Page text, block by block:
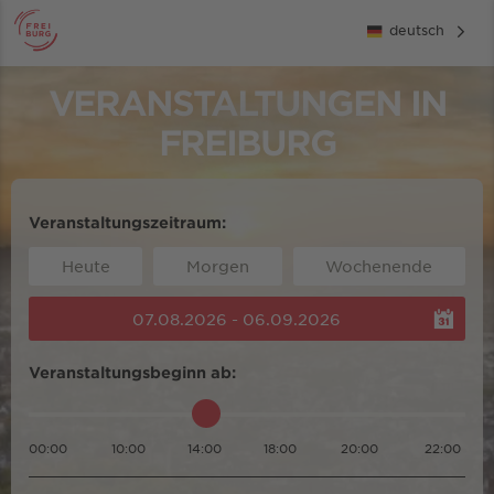
deutsch
VERANSTALTUNGEN IN
FREIBURG
Veranstaltungszeitraum:
Heute Morgen Wochenende
07.08.2026 - 06.09.2026
Veranstaltungsbeginn ab:
00:00 10:00 14:00 18:00 20:00 22:00